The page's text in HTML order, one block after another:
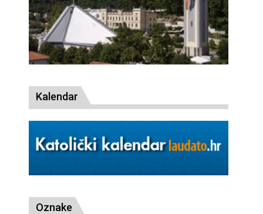
Kalendar
Oznake